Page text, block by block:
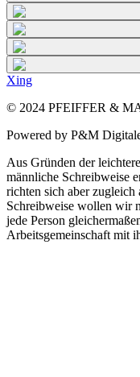
Xing
© 2024 PFEIFFER &
Powered by P&M
Aus Gründen der
männliche Schreibweise
richten sich aber zugleich
Schreibweise wollen wir
jede Person
Arbeitsgemeinschaft mit